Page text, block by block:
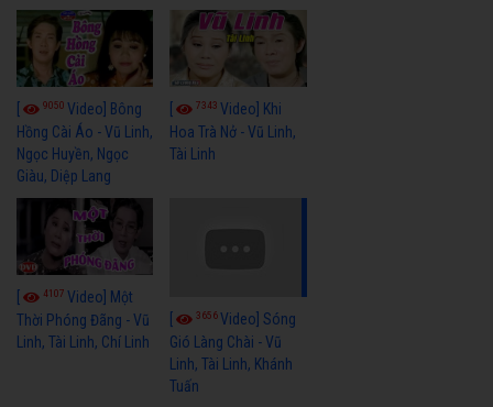
9050 Video] Bông
Hồng Cài Áo - Vũ Linh,
Ngọc Huyền, Ngọc
Giàu, Diệp Lang
7343Video] Khi
Hoa Trà Nở - Vũ Linh,
Tài Linh
4107 Video] Một
Thời Phóng Đãng - Vũ
Linh, Tài Linh, Chí Linh
3656Video] Sóng
Gió Làng Chài - Vũ
Linh, Tài Linh, Khánh
Tuấn